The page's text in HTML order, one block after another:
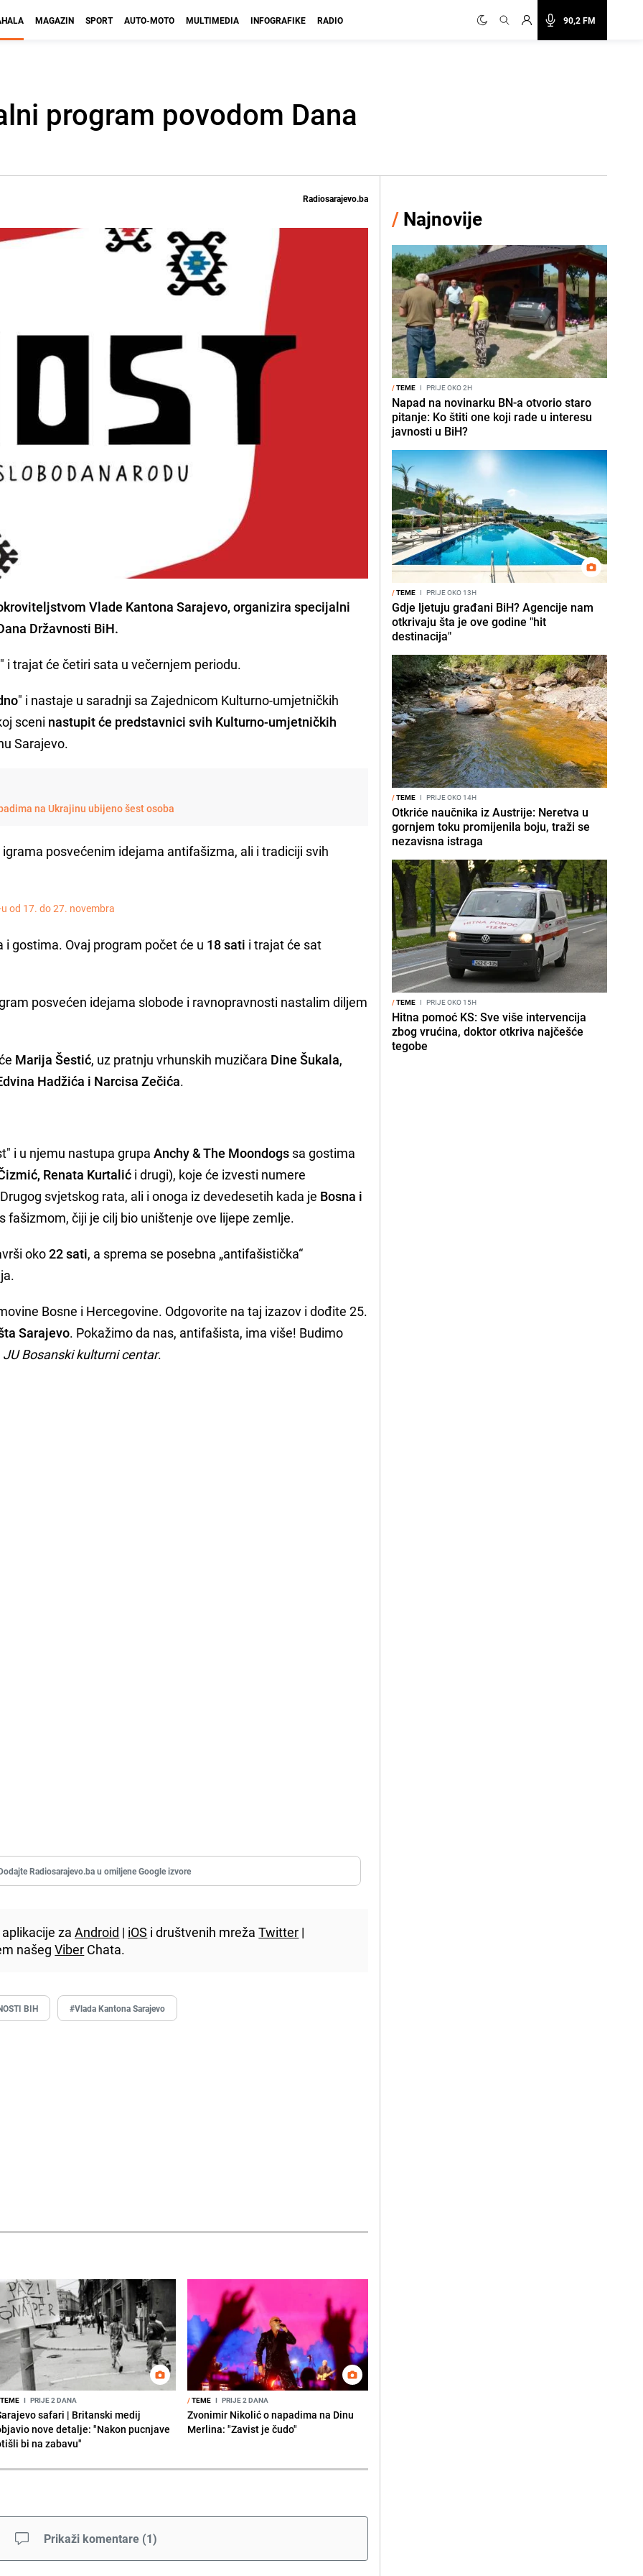
90,2 FM
MAGAZIN SPORT AUTO-MOTO MULTIMEDIA INFOGRAFIKE RADIO
program povodom Dana
Radiosarajevo.ba
Vlade Kantona Sarajevo, organizira specijalni
Državnosti BiH.
" i trajat će četiri sata u večernjem periodu.
" i nastaje u saradnji sa Zajednicom Kulturno-umjetničkih
sceni nastupit će predstavnici svih Kulturno-umjetničkih
Sarajevo.
na Ukrajinu ubijeno šest osoba
posvećenim idejama antifašizma, ali i tradiciji svih
od 17. do 27. novembra
gostima. Ovaj program počet će u 18 sati i trajat će sat
posvećen idejama slobode i ravnopravnosti nastalim diljem
Marija Šestić, uz pratnju vrhunskih muzičara Dine Šukala,
Hadžića i Narcisa Zečića.
i u njemu nastupa grupaAnchy & The Moondogs sa gostima
Renata Kurtalić i drugi), koje će izvesti numere
svjetskog rata, ali i onoga iz devedesetih kada je Bosna i
fašizmom, čiji je cilj bio uništenje ove lijepe zemlje.
oko22 sati, a sprema se posebna „antifašistička“
Bosne i Hercegovine. Odgovorite na taj izazov i dođite 25.
Sarajevo. Pokažimo da nas, antifašista, ima više! Budimo
JU Bosanski kulturni centar.
Radiosarajevo.ba u omiljene Google izvore
zaAndroid | iOS i društvenih mrežaTwitter |
našegViber Chata.
BIH #Vlada Kantona Sarajevo
I PRIJE 2 DANA
safari | Britanski medij
nove detalje: "Nakon pucnjave
bi na zabavu"
/TEME I PRIJE 2 DANA
Zvonimir Nikolić o napadima na Dinu
Merlina: "Zavist je čudo"
Prikaži komentare (1)
/ Najnovije
/TEME I PRIJE OKO 2H
Napad na novinarku BN-a otvorio staro
pitanje: Ko štiti one koji rade u interesu
javnosti u BiH?
/TEME I PRIJE OKO 13H
Gdje ljetuju građani BiH? Agencije nam
otkrivaju šta je ove godine "hit
destinacija"
/TEME I PRIJE OKO 14H
Otkriće naučnika iz Austrije: Neretva u
gornjem toku promijenila boju, traži se
nezavisna istraga
/TEME I PRIJE OKO 15H
Hitna pomoć KS: Sve više intervencija
zbog vrućina, doktor otkriva najčešće
tegobe